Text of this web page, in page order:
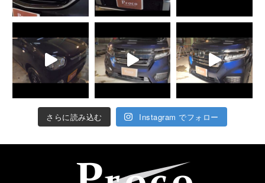
さらに読み込む Instagram でフォロー